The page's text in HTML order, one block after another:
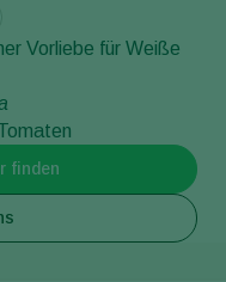
Vorliebe für Weiße
finden